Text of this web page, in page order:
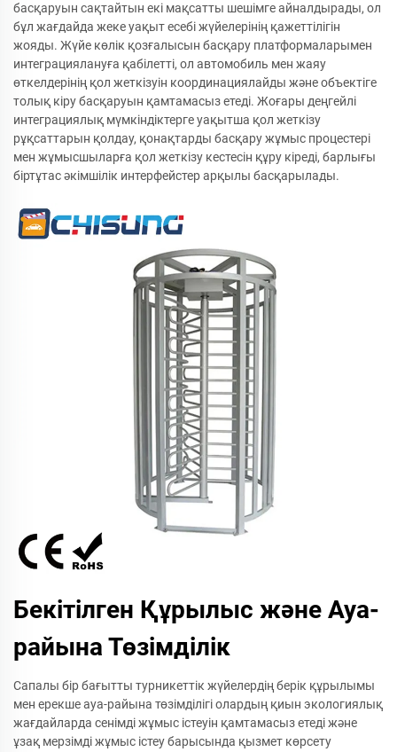
басқаруын сақтайтын екі мақсатты шешімге айналдырады, ол
бұл жағдайда жеке уақыт есебі жүйелерінің қажеттілігін
жояды. Жүйе көлік қозғалысын басқару платформаларымен
интеграциялануға қабілетті, ол автомобиль мен жаяу
өткелдерінің қол жеткізуін координациялайды және объектіге
толық кіру басқаруын қамтамасыз етеді. Жоғары деңгейлі
интеграциялық мүмкіндіктерге уақытша қол жеткізу
рұқсаттарын қолдау, қонақтарды басқару жұмыс процестері
мен жұмысшыларға қол жеткізу кестесін құру кіреді, барлығы
біртұтас әкімшілік интерфейстер арқылы басқарылады.
Бекітілген Құрылыс және Ауа-
райына Төзімділік
Сапалы бір бағытты турникеттік жүйелердің берік құрылымы
мен ерекше ауа-райына төзімділігі олардың қиын экологиялық
жағдайларда сенімді жұмыс істеуін қамтамасыз етеді және
ұзақ мерзімді жұмыс істеу барысында қызмет көрсету